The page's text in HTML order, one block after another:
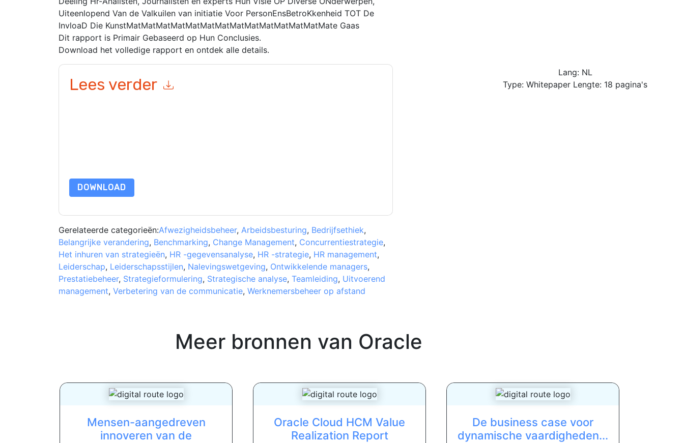
Uiteenlopend Van de Valkuilen van initiatie Voor PersonEnsBetroKkenheid TOT De
InvloaD Die KunstMatMatMatMatMatMatMatMatMatMatMatMatMatMate Gaas
Dit rapport is Primair Gebaseerd op Hun Conclusies.
Download het volledige rapport en ontdek alle details.
Lees verder
DOWNLOAD
Gerelateerde categorieën:Afwezigheidsbeheer, Arbeidsbesturing, Bedrijfsethiek,
Belangrijke verandering, Benchmarking, Change Management, Concurrentiestrategie,
Het inhuren van strategieën, HR -gegevensanalyse, HR -strategie, HR management,
Leiderschap, Leiderschapsstijlen, Nalevingswetgeving, Ontwikkelende managers,
Prestatiebeheer, Strategieformulering, Strategische analyse, Teamleiding, Uitvoerend
management, Verbetering van de communicatie, Werknemersbeheer op afstand
Lang: NL
Type: Whitepaper Lengte: 18 pagina's
Meer bronnen van Oracle
Mensen-aangedreven
innoveren van de
Oracle Cloud HCM Value
Realization Report
De business case voor
dynamische vaardigheden...